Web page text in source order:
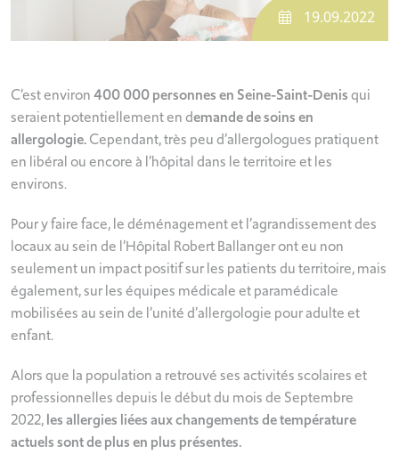
19.09.2022
C’est environ400 000 personnes en Seine-Saint-Denisqui
seraient potentiellement en demande de soins en
allergologie.Cependant, très peu d’allergologues pratiquent
en libéral ou encore à l’hôpital dans le territoire et les
environs.
Pour y faire face, le déménagement et l’agrandissement des
locaux au sein de l’Hôpital Robert Ballanger ont eu non
seulement un impact positif sur les patients du territoire, mais
également, sur les équipes médicale et paramédicale
mobilisées au sein de l’unité d’allergologie pour adulte et
enfant.
Alors que la population a retrouvé ses activités scolaires et
professionnelles depuis le début du mois de Septembre
2022,les allergies liées aux changements de température
actuels sont de plus en plus présentes.